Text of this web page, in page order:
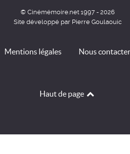
© Cinémémoire.net 1997 - 2026
Site développé par Pierre Goulaouic
Mentions légales Nous contacter
Haut de page